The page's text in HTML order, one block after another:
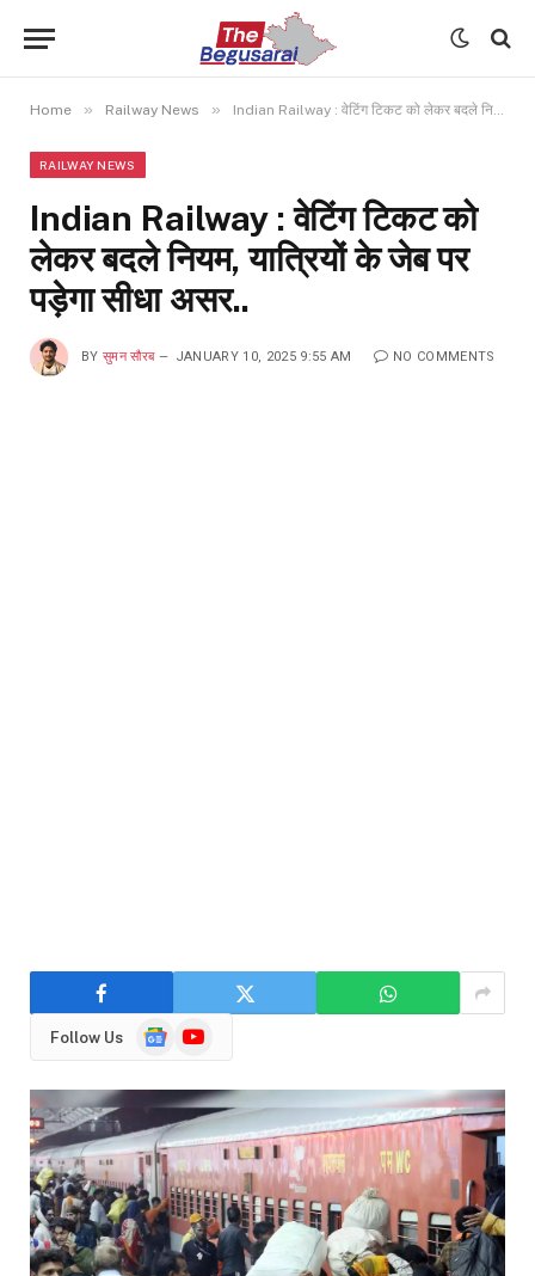
Home » Railway News » Indian Railway : वेटिंग टिकट को लेकर बदले नियम, यात्रियों के जेब पर पड़ेगा सीधा असर..
RAILWAY NEWS
Indian Railway : वेटिंग टिकट को
लेकर बदले नियम, यात्रियों के जेब पर
पड़ेगा सीधा असर..
BY सुमन सौरब JANUARY 10, 2025 9:55 AM NO COMMENTS
Follow Us
GoogleYouTube